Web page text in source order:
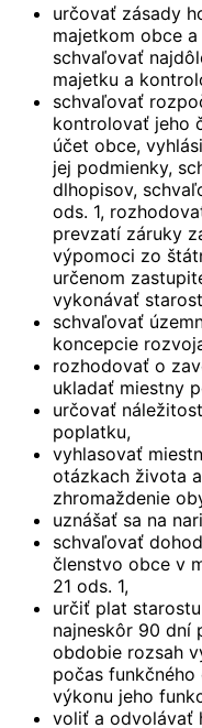
určovať zásady
majetkom obce
schvaľovať
majetku a
schvaľovať
kontrolovať jeho
účet obce,
jej podmienky,
dlhopisov,
ods. 1,
prevzatí záruky
výpomoci zo
určenom
vykonávať
schvaľovať
koncepcie
rozhodovať o
ukladať miestny
určovať
poplatku,
vyhlasovať
otázkach života
zhromaždenie
uznášať sa na
schvaľovať
členstvo obce v
21 ods. 1,
určiť plat
najneskôr 90 dní
obdobie rozsah
počas
výkonu jeho
voliť a odvolávať